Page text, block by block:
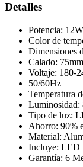
Detalles
Potencia: 12W
Color de
Dimensiones
Calado: 75mm
Voltaje: 180-
50/60Hz
Temperatura
Luminosidad:
Tipo de luz:
Ahorro: 90%
Material:
Incluye: LED
Garantía: 6